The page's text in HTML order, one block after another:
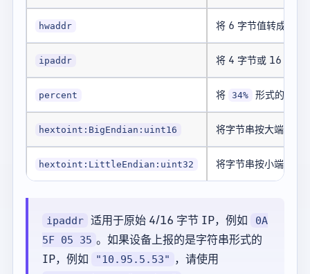
hwaddr 将 6 字节值转成
ipaddr 将 4 字节或 16 字
percent 将 34% 形式的字符
hextoint:BigEndian:uint16 将字节串按大端序转
hextoint:LittleEndian:uint32 将字节串按小端序转
ipaddr 适用于原始 4/16 字节 IP，例如
0A
5F 05 35 。如果设备上报的是字符串形式的
IP，例如
"10.95.5.53" ，请使用